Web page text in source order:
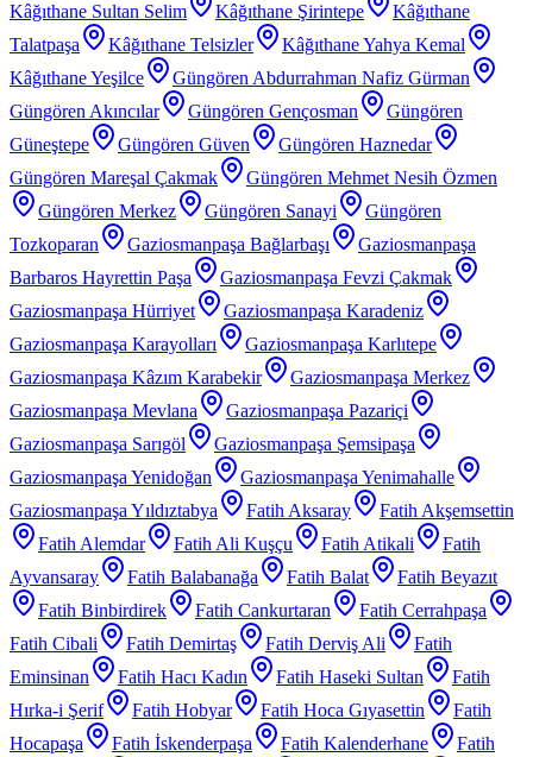
Kâğıthane Sultan Selim
Kâğıthane Şirintepe
Kâğıthane
Talatpaşa
Kâğıthane Telsizler
Kâğıthane Yahya Kemal
Kâğıthane Yeşilce
Güngören Abdurrahman Nafiz Gürman
Güngören Akıncılar
Güngören Gençosman
Güngören
Güneştepe
Güngören Güven
Güngören Haznedar
Güngören Mareşal Çakmak
Güngören Mehmet Nesih Özmen
Güngören Merkez
Güngören Sanayi
Güngören
Tozkoparan
Gaziosmanpaşa Bağlarbaşı
Gaziosmanpaşa
Barbaros Hayrettin Paşa
Gaziosmanpaşa Fevzi Çakmak
Gaziosmanpaşa Hürriyet
Gaziosmanpaşa Karadeniz
Gaziosmanpaşa Karayolları
Gaziosmanpaşa Karlıtepe
Gaziosmanpaşa Kâzım Karabekir
Gaziosmanpaşa Merkez
Gaziosmanpaşa Mevlana
Gaziosmanpaşa Pazariçi
Gaziosmanpaşa Sarıgöl
Gaziosmanpaşa Şemsipaşa
Gaziosmanpaşa Yenidoğan
Gaziosmanpaşa Yenimahalle
Gaziosmanpaşa Yıldıztabya
Fatih Aksaray
Fatih Akşemsettin
Fatih Alemdar
Fatih Ali Kuşçu Fatih Atikali
Fatih
Ayvansaray
Fatih Balabanağa Fatih Balat
Fatih Beyazıt
Fatih Binbirdirek
Fatih Cankurtaran
Fatih Cerrahpaşa
Fatih Cibali
Fatih Demirtaş Fatih Derviş Ali
Fatih
Eminsinan
Fatih Hacı Kadın Fatih Haseki Sultan
Fatih
Hırka-i Şerif
Fatih Hobyar Fatih Hoca Gıyasettin
Fatih
Hocapaşa
Fatih İskenderpaşa Fatih Kalenderhane Fatih